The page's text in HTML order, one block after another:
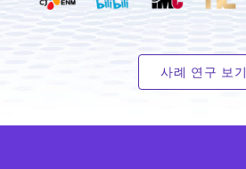
사례 연구 보기